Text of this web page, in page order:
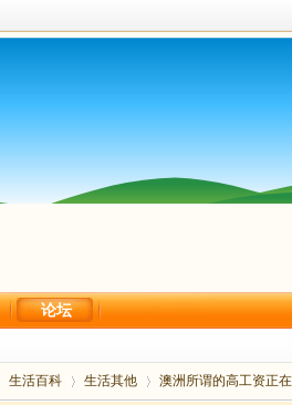
论坛
生活百科 生活其他 澳洲所谓的高工资正